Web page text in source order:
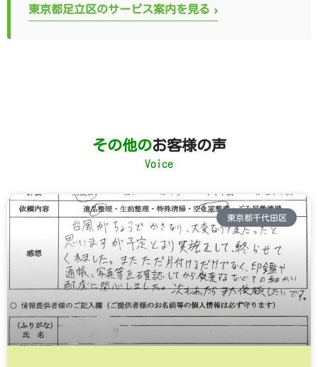
東京都足立区のサービス案内を見る ›
その他のお客様の声
Voice
東京都千代田区